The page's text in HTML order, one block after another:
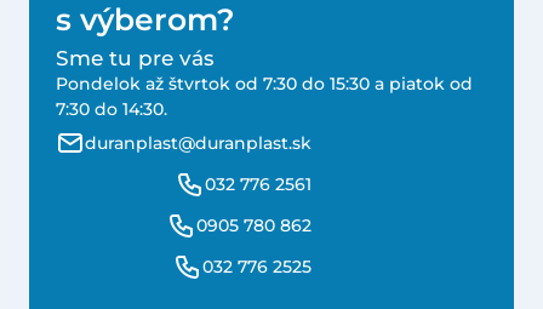
s výberom?
Sme tu pre vás
Pondelok až štvrtok od 7:30 do 15:30 a piatok od
7:30 do 14:30.
duranplast@duranplast.sk
032 776 2561
0905 780 862
032 776 2525